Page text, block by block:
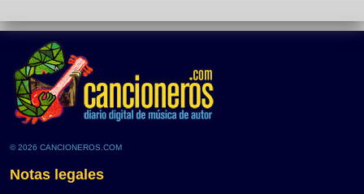
© 2026 CANCIONEROS.COM
Notas legales